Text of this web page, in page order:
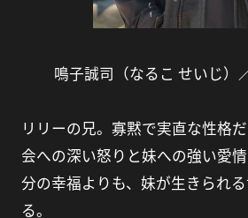
鳴子誠司（なるこ せいじ）
リリーの兄。寡黙で実直な性格
会への深い怒りと妹への強い愛
分の幸福よりも、妹が生きられ
る。